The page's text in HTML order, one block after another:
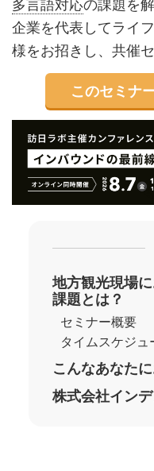
企業を代表してライ
様をお招きし、共催
このセミナ
地方観光現場
課題とは？
セミ
タイムスケジュ
こんなあなた
株式会社イン